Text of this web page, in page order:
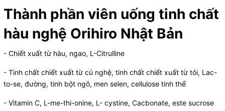
Thành phần viên uống tinh chất
hàu nghệ Orihiro Nhật Bản
- Chiết xuất từ ​​hàu, ngao, L-Citrulline
- Tinh chất chiết xuất từ ​​củ nghệ, tinh chất chiết xuất từ ​​tỏi, Lac-
to-se, đường, tinh bột ngô, men selen, cellulose tinh thể
- Vitamin C, L-me-thi-onine, L- cystine, Cacbonate, este sucrose